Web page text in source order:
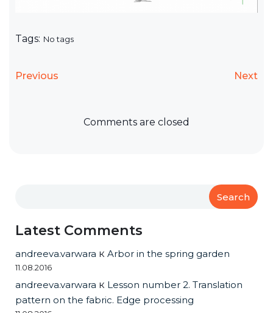
Tags: No tags
Previous Next
Comments are closed
Search
Latest Comments
andreeva.varwara к Arbor in the spring garden
11.08.2016
andreeva.varwara к Lesson number 2. Translation
pattern on the fabric. Edge processing